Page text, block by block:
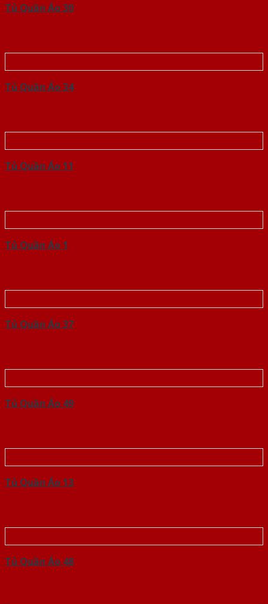
Tủ Quần Áo 30
Tủ Quần Áo 34
Tủ Quần Áo 11
Tủ Quần Áo 1
Tủ Quần Áo 37
Tủ Quần Áo 49
Tủ Quần Áo 13
Tủ Quần Áo 48